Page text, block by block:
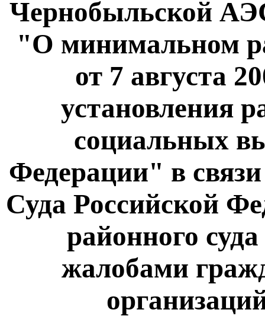
Чернобыльской
"О минимальном
от 7 августа
установления
социальных
Федерации" в
Суда Российской
районного
жалобами